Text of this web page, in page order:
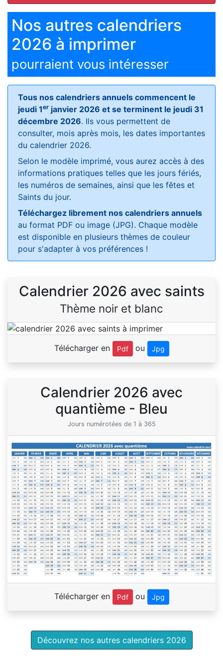
Nos autres calendriers
2026 à imprimer
pourraient vous intéresser
Tous nos calendriers annuels commencent le
jeudi 1er janvier 2026 et se terminent le jeudi 31
décembre 2026. Ils vous permettent de
consulter, mois après mois, les dates importantes
du calendrier 2026.
Selon le modèle imprimé, vous aurez accès à des
informations pratiques telles que les jours fériés,
les numéros de semaines, ainsi que les fêtes et
Saints du jour.
Téléchargez librement nos calendriers annuels
au format PDF ou image (JPG). Chaque modèle
est disponible en plusieurs thèmes de couleur
pour s'adapter à vos préférences !
Calendrier 2026 avec saints
Thème noir et blanc
Télécharger en Pdf ou Jpg
Calendrier 2026 avec
quantième - Bleu
Jours numérotées de 1 à 365
Télécharger en Pdf ou Jpg
Découvrez nos autres calendriers 2026